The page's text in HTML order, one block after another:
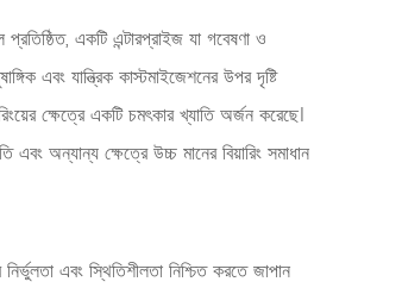
একটি এন্টারপ্রাইজ যা গবেষণা ও
এবং যান্ত্রিক কাস্টমাইজেশনের উপর দৃষ্টি
ক্ষেত্রে একটি চমৎকার খ্যাতি অর্জন করেছে।
অন্যান্য ক্ষেত্রে উচ্চ মানের বিয়ারিং সমাধান
এবং স্থিতিশীলতা নিশ্চিত করতে জাপান